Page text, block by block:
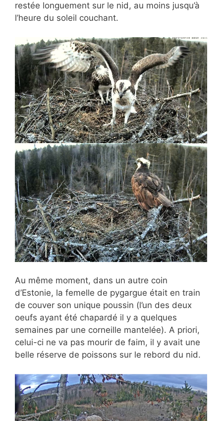
restée longuement sur le nid, au moins jusqu’à
l’heure du soleil couchant.
Au même moment, dans un autre coin
d’Estonie, la femelle de pygargue était en train
de couver son unique poussin (l’un des deux
oeufs ayant été chapardé il y a quelques
semaines par une corneille mantelée). A priori,
celui-ci ne va pas mourir de faim, il y avait une
belle réserve de poissons sur le rebord du nid.